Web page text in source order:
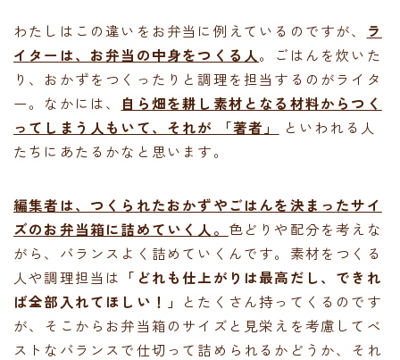
わたしはこの違いをお弁当に例えているのですが、
ラ
イターは、お弁当の中身をつくる人 。ごはんを炊いた
り、おかずをつくったりと調理を担当するのがライタ
ー。なかには、
自ら畑を耕し素材となる材料からつく
ってしまう人もいて、それが 「著者」
といわれる人
たちにあたるかなと思います。
編集者は、つくられたおかずやごはんを決まったサイ
ズのお弁当箱に詰めていく人。 色どりや配分を考えな
がら、バランスよく詰めていくんです。素材をつくる
人や調理担当は 「どれも仕上がりは最高だし、できれ
ば全部入れてほしい！」
とたくさん持ってくるのです
が、そこからお弁当箱のサイズと見栄えを考慮してベ
ストなバランスで仕切って詰められるかどうか、それ